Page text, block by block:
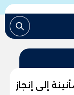
إلى إنجاز